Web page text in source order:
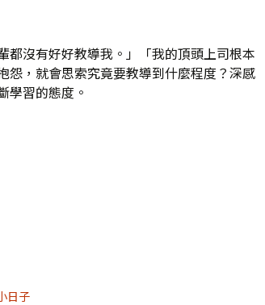
都沒有好好教導我。」「我的頂頭上司根本
怨，就會思索究竟要教導到什麼程度？深感
學習的態度。
日子